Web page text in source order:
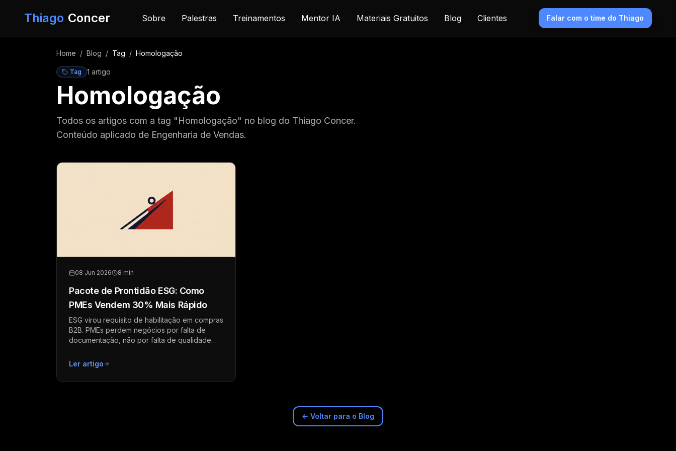
Thiago Concer Sobre Palestras Treinamentos Mentor IA Materiais Gratuitos Blog Clientes Falar com o time do Thiago
Home / Blog / Tag / Homologação
Tag 1 artigo
Homologação
Todos os artigos com a tag "Homologação" no blog do Thiago Concer.
Conteúdo aplicado de Engenharia de Vendas.
08 Jun 2026 8 min
Pacote de Prontidão ESG: Como
PMEs Vendem 30% Mais Rápido
ESG virou requisito de habilitação em compras
B2B. PMEs perdem negócios por falta de
documentação, não por falta de qualidade
Ler artigo
← Voltar para o Blog